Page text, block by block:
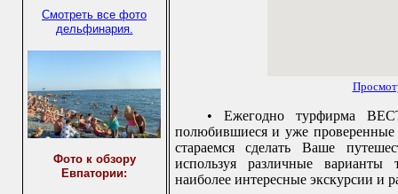
Смотреть все фото
дельфинария.
Фото к обзору
Евпатории:
• Ежегодно турфирма
полюбившиеся и уже
стараемся сделать Ваше
используя различные варианты
наиболее интересные экскурсии и